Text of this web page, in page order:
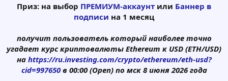
Приз: на выбор ПРЕМИУМ-аккаунт или Баннер в
подписи на 1 месяц
получит пользователь который наиболее точно
угадает курс криптовалюты Ethereum к USD (ETH/USD)
на https://ru.investing.com/crypto/ethereum/eth-usd?
cid=997650в 00:00 (Open) по мск 8июня2026 года